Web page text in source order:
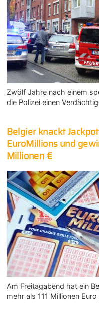
Zwölf Jahre nach einem
die Polizei einen
Belgier knackt
EuroMillions und
Millionen €
Am Freitagabend hat ein
mehr als 111 Millionen